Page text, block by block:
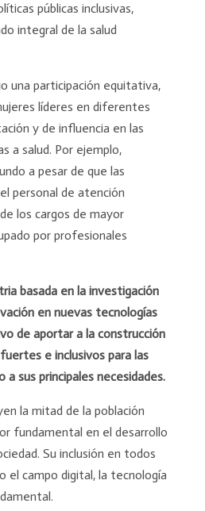
públicas inclusivas,
integral de la salud
una participación equitativa,
líderes en diferentes
y de influencia en las
a salud. Por ejemplo,
a pesar de que las
personal de atención
los cargos de mayor
por profesionales
basada en la investigación
en nuevas tecnologías
de aportar a la construcción
e inclusivos para las
a sus principales necesidades.
la mitad de la población
fundamental en el desarrollo
Su inclusión en todos
el campo digital, la tecnología